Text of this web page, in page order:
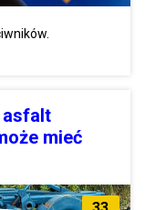
asfalt
mieć